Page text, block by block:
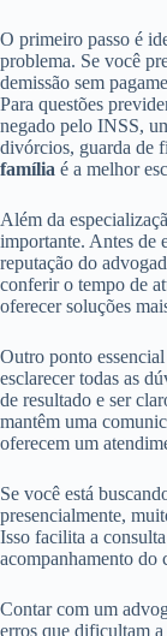
O primeiro passo é
problema. Se você
demissão sem
Para questões
negado pelo INSS,
divórcios, guarda de
família é a melhor
Além da
importante. Antes de
reputação do
conferir o tempo de
oferecer soluções
Outro ponto
esclarecer todas as
de resultado e ser
mantêm uma
oferecem um
Se você está
presencialmente,
Isso facilita a
acompanhamento do
Contar com um
erros que dificultam